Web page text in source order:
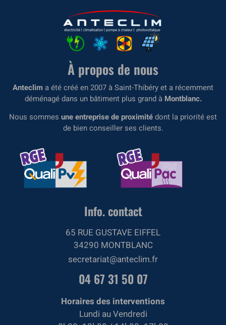
À propos de nous
Anteclim a été créé en 2007 à Saint-Thibéry et a récemment
déménagé dans un bâtiment plus grand à Montblanc.
Nous sommes une entreprise de proximitédont la priorité est
de bien conseiller ses clients.
Info. contact
65 RUE GUSTAVE EIFFEL
34290 MONTBLANC
secretariat@anteclim.fr
04 67 31 50 07
Horaires des interventions
Lundi au Vendredi